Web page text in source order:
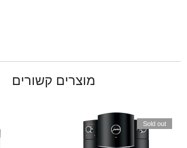
מוצרים קשורים
Sold out